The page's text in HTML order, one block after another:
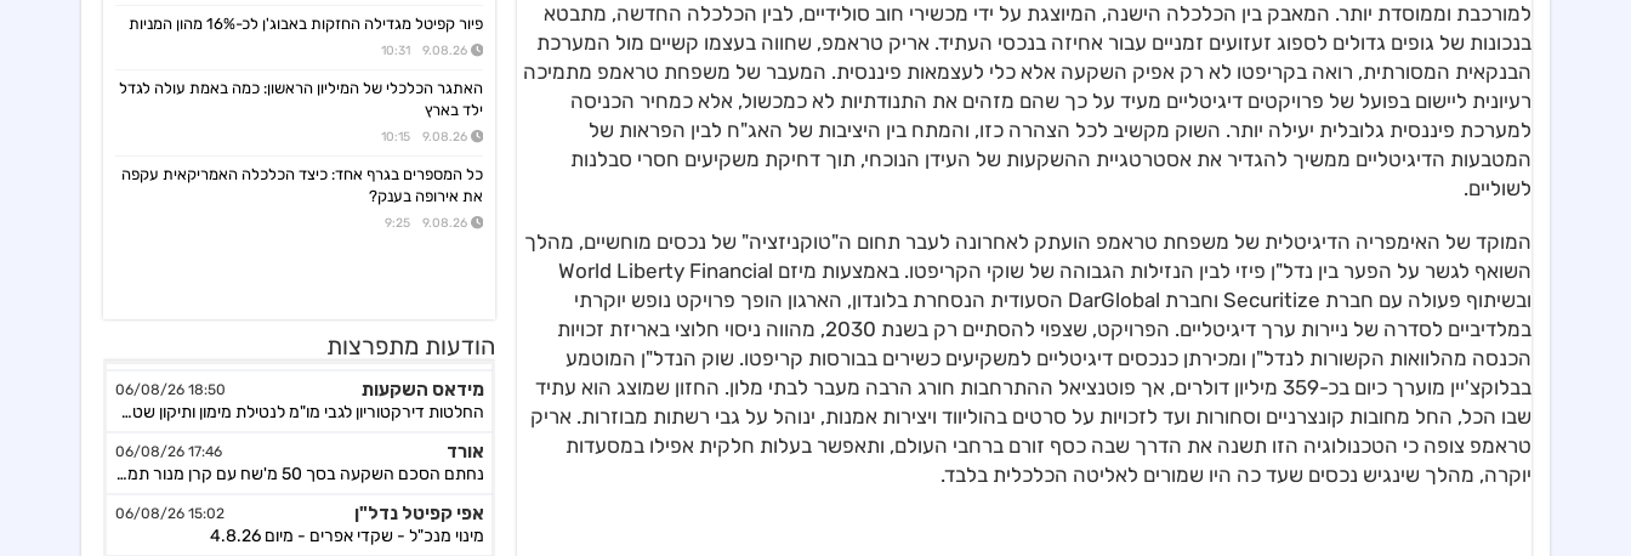
למורכבת וממוסדת יותר. המאבק בין הכלכלה הישנה, המיוצגת על ידי מכשירי חוב סולידיים, לבין הכלכלה החדשה, מתבטא
בנכונות של גופים גדולים לספוג זעזועים זמניים עבור אחיזה בנכסי העתיד. אריק טראמפ, שחווה בעצמו קשיים מול המערכת
הבנקאית המסורתית, רואה בקריפטו לא רק אפיק השקעה אלא כלי לעצמאות פיננסית. המעבר של משפחת טראמפ מתמיכה
רעיונית ליישום בפועל של פרויקטים דיגיטליים מעיד על כך שהם מזהים את התנודתיות לא כמכשול, אלא כמחיר הכניסה
למערכת פיננסית גלובלית יעילה יותר. השוק מקשיב לכל הצהרה כזו, והמתח בין היציבות של האג"ח לבין הפראות של
המטבעות הדיגיטליים ממשיך להגדיר את אסטרטגיית ההשקעות של העידן הנוכחי, תוך דחיקת משקיעים חסרי סבלנות
לשוליים.
המוקד של האימפריה הדיגיטלית של משפחת טראמפ הועתק לאחרונה לעבר תחום ה"טוקניזציה" של נכסים מוחשיים, מהלך
השואף לגשר על הפער בין נדל"ן פיזי לבין הנזילות הגבוהה של שוקי הקריפטו. באמצעות מיזם World Liberty Financial
ובשיתוף פעולה עם חברת Securitize וחברת DarGlobal הסעודית הנסחרת בלונדון, הארגון הופך פרויקט נופש יוקרתי
במלדיביים לסדרה של ניירות ערך דיגיטליים. הפרויקט, שצפוי להסתיים רק בשנת 2030, מהווה ניסוי חלוצי באריזת זכויות
הכנסה מהלוואות הקשורות לנדל"ן ומכירתן כנכסים דיגיטליים למשקיעים כשירים בבורסות קריפטו. שוק הנדל"ן המוטמע
בבלוקצ'יין מוערך כיום בכ-359 מיליון דולרים, אך פוטנציאל ההתרחבות חורג הרבה מעבר לבתי מלון. החזון שמוצג הוא עתיד
שבו הכל, החל מחובות קונצרניים וסחורות ועד לזכויות על סרטים בהוליווד ויצירות אמנות, ינוהל על גבי רשתות מבוזרות. אריק
טראמפ צופה כי הטכנולוגיה הזו תשנה את הדרך שבה כסף זורם ברחבי העולם, ותאפשר בעלות חלקית אפילו במסעדות
יוקרה, מהלך שינגיש נכסים שעד כה היו שמורים לאליטה הכלכלית בלבד.
פיור קפיטל מגדילה החזקות באבוג'ן לכ-16% מהון המניות
9.08.26 10:31
האתגר הכלכלי של המיליון הראשון: כמה באמת עולה לגדל
ילד בארץ
9.08.26 10:15
כל המספרים בגרף אחד: כיצד הכלכלה האמריקאית עקפה
את אירופה בענק?
9.08.26 9:25
הודעות מתפרצות
מידאס השקעות 18:50 06/08/26
אורד 17:46 06/08/26
אפי קפיטל נדל"ן 15:02 06/08/26
מינוי מנכ"ל - שקדי אפרים - מיום 4.8.26